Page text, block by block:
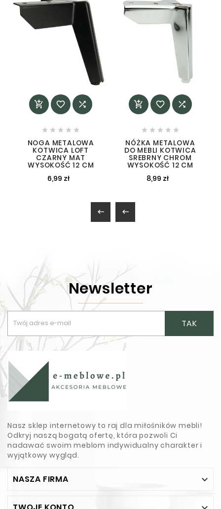
  
    
NOGA METALOWA
KOTWICA LOFT
CZARNY MAT
WYSOKOŚĆ 12 CM
6,99 zł
  
    
NÓŻKA METALOWA
DO MEBLI KOTWICA
SREBRNY CHROM
WYSOKOŚĆ 12 CM
8,99 zł
 
Newsletter
TAK
Nasz sklep internetowy to raj dla miłośników mebli!
Odkryj naszą bogatą ofertę, która pozwoli Ci
nadawać swoim meblom indywidualny charakter i
wyjątkowy wygląd.
NASZA FIRMA 